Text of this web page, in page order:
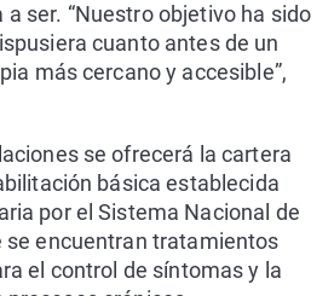
ser. “Nuestro objetivo ha sido
cuanto antes de un
más cercano y accesible”,
se ofrecerá la cartera
básica establecida
por el Sistema Nacional de
se encuentran tratamientos
el control de síntomas y la